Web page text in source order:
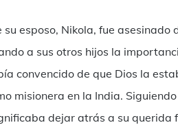
esposo, Nikola, fue asesinado
a sus otros hijos la
convencido de que Dios la
misionera en la India.
dejar atrás a su querida